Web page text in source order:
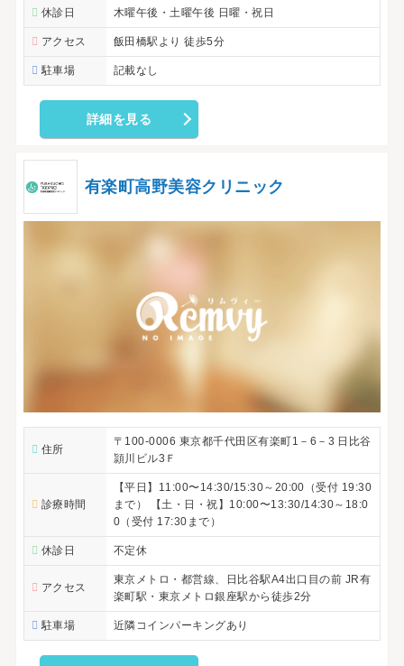
休診日 木曜午後・土曜午後 日曜・祝日
アクセス 飯田橋駅より 徒歩5分
駐車場 記載なし
詳細を見る
有楽町高野美容クリニック
住所
〒100-0006 東京都千代田区有楽町1－6－3 日比谷
頴川ビル3Ｆ
診療時間
【平日】11:00〜14:30/15:30～20:00（受付 19:30
まで） 【土・日・祝】10:00〜13:30/14:30～18:0
0（受付 17:30まで）
休診日 不定休
アクセス
東京メトロ・都営線、日比谷駅A4出口目の前 JR有
楽町駅・東京メトロ銀座駅から徒歩2分
駐車場 近隣コインパーキングあり